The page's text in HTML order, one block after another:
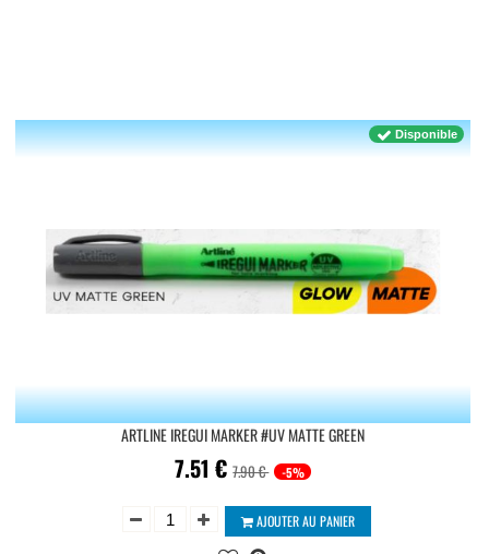
ARTLINE IREGUI MARKER #UV MATTE GREEN
7.51€7.90 € -5%
Disponible
AJOUTER AU PANIER